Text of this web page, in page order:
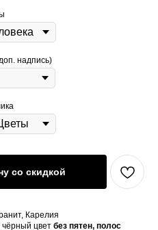
надпись)
со скидкой
Карелия
цвет без пятен, полос